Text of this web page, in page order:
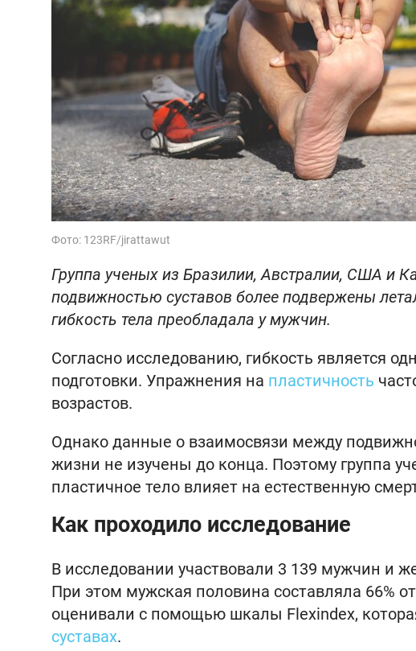
Фото: 123RF/jirattawut
Группа ученых из Бразилии, Австралии, США и
подвижностью суставов более подвержены
гибкость тела преобладала у мужчин.
Согласно исследованию, гибкость является
подготовки. Упражнения на пластичность
возрастов.
Однако данные о взаимосвязи между
жизни не изучены до конца. Поэтому группа
пластичное тело влияет на естественную
Как проходило исследование
В исследовании участвовали 3 139 мужчин и
При этом мужская половина составляла 66%
оценивали с помощью шкалы Flexindex,
суставах.